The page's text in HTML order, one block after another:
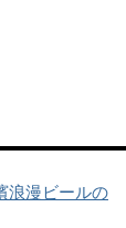
浪漫ビールの